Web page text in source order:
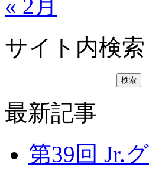
« 2月
サイト内検索
最新記事
第39回 Jr.